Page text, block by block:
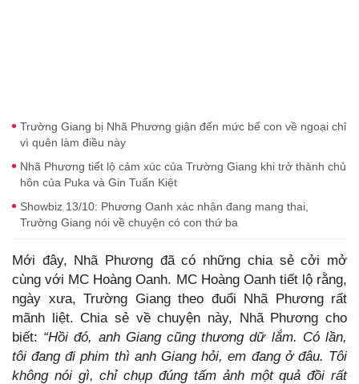
Trường Giang bị Nhã Phương giận đến mức bế con về ngoại chỉ
vì quên làm điều này
Nhã Phương tiết lộ cảm xúc của Trường Giang khi trở thành chủ
hôn của Puka và Gin Tuấn Kiệt
Showbiz 13/10: Phương Oanh xác nhận đang mang thai,
Trường Giang nói về chuyện có con thứ ba
Mới đây, Nhã Phương đã có những chia sẻ cởi mở
cùng với MC Hoàng Oanh. MC Hoàng Oanh tiết lộ rằng,
ngày xưa, Trường Giang theo đuổi Nhã Phương rất
mãnh liệt. Chia sẻ về chuyện này, Nhã Phương cho
biết: “Hồi đó, anh Giang cũng thương dữ lắm. Có lần,
tôi đang đi phim thì anh Giang hỏi, em đang ở đâu. Tôi
không nói gì, chỉ chụp đúng tấm ảnh một quả đồi rất